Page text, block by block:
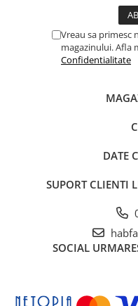
Vreau sa primesc
magazinului. Afla
Confidentialitate
DATE
SUPORT CLIENTI
SOCIAL